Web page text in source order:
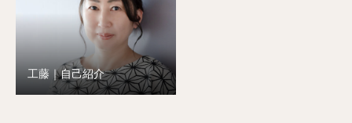
工藤｜自己紹介